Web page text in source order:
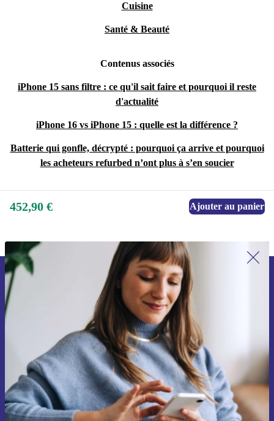
Cuisine
Santé & Beauté
Contenus associés
iPhone 15 sans filtre : ce qu'il sait faire et pourquoi il reste
d'actualité
iPhone 16 vs iPhone 15 : quelle est la différence ?
Batterie qui gonfle, décrypté : pourquoi ça arrive et pourquoi
les acheteurs refurbed n’ont plus à s’en soucier
452,90 € Ajouter au panier
Recevoir offres et infos de refurbed
par mail
Ne manquez plus aucune offre.
S'inscrire
Retrouvez les informations sur l'utilisation des données personnelles
dans notrepolitique de confidentialité.